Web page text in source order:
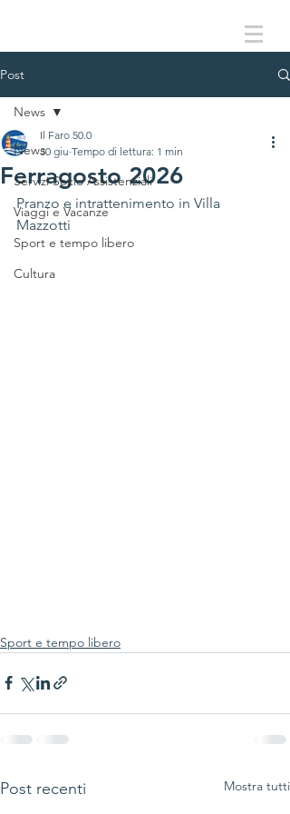
Post
News
Servizi Socio Assistenziali
Viaggi e Vacanze
Sport e tempo libero
Cultura
News
Ferragosto 2026
Il Faro 50.0
30 giu Tempo di lettura: 1 min
Pranzo e intrattenimento in Villa
Mazzotti
Sport e tempo libero
Post recenti Mostra tutti